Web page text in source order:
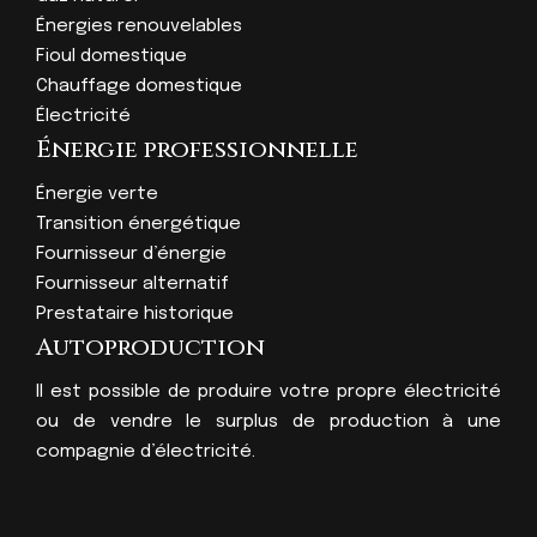
Énergies renouvelables
Fioul domestique
Chauffage domestique
Électricité
Énergie professionnelle
Énergie verte
Transition énergétique
Fournisseur d’énergie
Fournisseur alternatif
Prestataire historique
Autoproduction
Il est possible de produire votre propre électricité
ou de vendre le surplus de production à une
compagnie d’électricité.